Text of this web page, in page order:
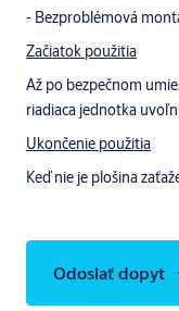
- Bezproblémová
Začiatok použitia
Až po bezpečnom
riadiaca jednotka
Ukončenie použitia
Keď nie je plošina
určeného nástenného
Voliteľná svetelná
Odoslať dopyt